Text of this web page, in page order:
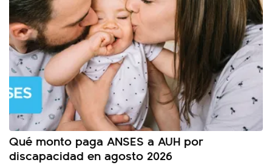
Qué monto paga ANSES a AUH por
discapacidad en agosto 2026